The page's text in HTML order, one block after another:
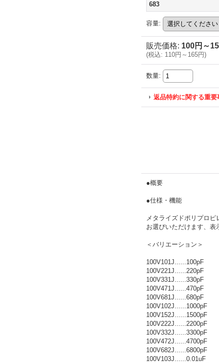
683
容量:
販売価格: 100円～
(税込: 110円～165円)
数量:
返品特約に関する重要
●概要
●仕様・機能
メタライズドポリプロ
お選びいただけます、表
＜バリエーション＞
100V101J......100pF
100V221J......220pF
100V331J......330pF
100V471J......470pF
100V681J......680pF
100V102J......1000pF
100V152J......1500pF
100V222J......2200pF
100V332J......3300pF
100V472J......4700pF
100V682J......6800pF
100V103J......0.01uF